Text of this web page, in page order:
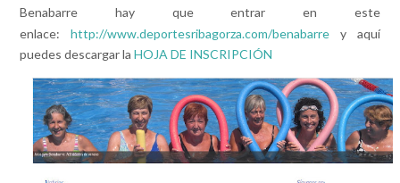
Benabarre hay que entrar en este
enlace: http://www.deportesribagorza.com/benabarre y aquí
puedes descargar la HOJA DE INSCRIPCIÓN